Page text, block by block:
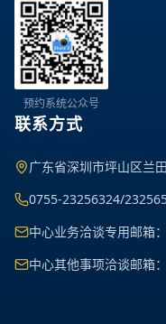
预约系统公众号
联系方式
广东省深圳市坪山区兰
0755-23256324/
中心业务洽谈专用邮
中心其他事项洽谈邮箱